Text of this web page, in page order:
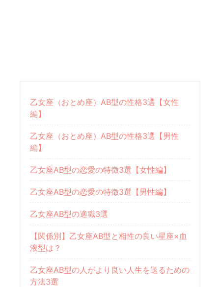
乙女座（おとめ座）AB型の性格3選【女性
編】
乙女座（おとめ座）AB型の性格3選【男性
編】
乙女座AB型の恋愛の特徴3選【女性編】
乙女座AB型の恋愛の特徴3選【男性編】
乙女座AB型の適職3選
【関係別】乙女座AB型と相性の良い星座×血
液型は？
乙女座AB型の人がより良い人生を送るための
方法3選